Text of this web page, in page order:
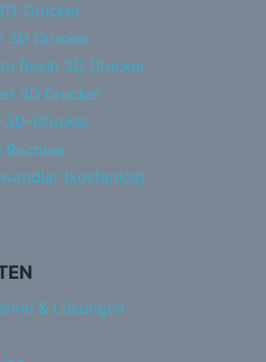
Drucker
3D Drucker
Resin 3D Drucker
3D Drucker
3D-Drucker
Rechner
(kostenlos)
& Lösungen